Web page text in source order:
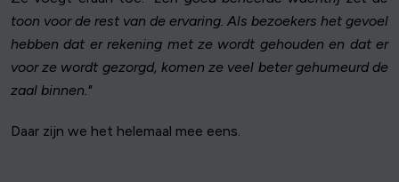
toon voor de rest van de ervaring. Als bezoekers het gevoel
hebben dat er rekening met ze wordt gehouden en dat er
voor ze wordt gezorgd, komen ze veel beter gehumeurd de
zaal binnen."
Daar zijn we het helemaal mee eens.